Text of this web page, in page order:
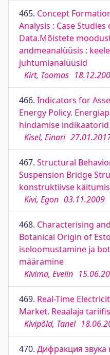
465. Concept
Analysis : Case
Data.Mõistete
andmeanalüüsis :
juhtumianalüüsid
Kirt, Toomas
466. Indicators for
Energy Policy.
hindamise indikaatorid
Kisel, Einari
467. Structural
Suspension Bridge
konstruktiivse
Kivi, Egon 03.11.2009
468. Characterising
Botanical Origin of
iseloomustamine ja
määramine
Kivima, Evelin
469. Real-Time
Market. Reaalaja
Kivipõld, Tanel
470. Дифракция